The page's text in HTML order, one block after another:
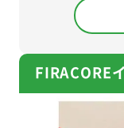
FIRACORE